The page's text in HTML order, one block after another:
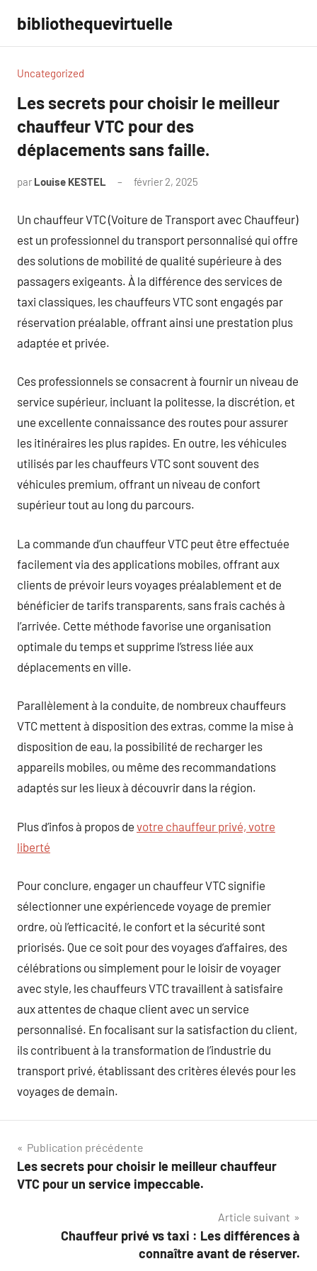
contenu
bibliothequevirtuelle
Uncategorized
Les secrets pour choisir le meilleur
chauffeur VTC pour des
déplacements sans faille.
par Louise KESTEL février 2, 2025
Un chauffeur VTC (Voiture de Transport avec Chauffeur)
est un professionnel du transport personnalisé qui offre
des solutions de mobilité de qualité supérieure à des
passagers exigeants. À la différence des services de
taxi classiques, les chauffeurs VTC sont engagés par
réservation préalable, offrant ainsi une prestation plus
adaptée et privée.
Ces professionnels se consacrent à fournir un niveau de
service supérieur, incluant la politesse, la discrétion, et
une excellente connaissance des routes pour assurer
les itinéraires les plus rapides. En outre, les véhicules
utilisés par les chauffeurs VTC sont souvent des
véhicules premium, offrant un niveau de confort
supérieur tout au long du parcours.
La commande d’un chauffeur VTC peut être effectuée
facilement via des applications mobiles, offrant aux
clients de prévoir leurs voyages préalablement et de
bénéficier de tarifs transparents, sans frais cachés à
l’arrivée. Cette méthode favorise une organisation
optimale du temps et supprime l’stress liée aux
déplacements en ville.
Parallèlement à la conduite, de nombreux chauffeurs
VTC mettent à disposition des extras, comme la mise à
disposition de eau, la possibilité de recharger les
appareils mobiles, ou même des recommandations
adaptés sur les lieux à découvrir dans la région.
Plus d’infos à propos de votre chauffeur privé, votre
liberté
Pour conclure, engager un chauffeur VTC signifie
sélectionner une expériencede voyage de premier
ordre, où l’efficacité, le confort et la sécurité sont
priorisés. Que ce soit pour des voyages d’affaires, des
célébrations ou simplement pour le loisir de voyager
avec style, les chauffeurs VTC travaillent à satisfaire
aux attentes de chaque client avec un service
personnalisé. En focalisant sur la satisfaction du client,
ils contribuent à la transformation de l’industrie du
transport privé, établissant des critères élevés pour les
voyages de demain.
Navigation
de
Publication précédente
Les secrets pour choisir le meilleur chauffeur
VTC pour un service impeccable.
Article suivant
Chauffeur privé vs taxi : Les différences à
connaître avant de réserver.